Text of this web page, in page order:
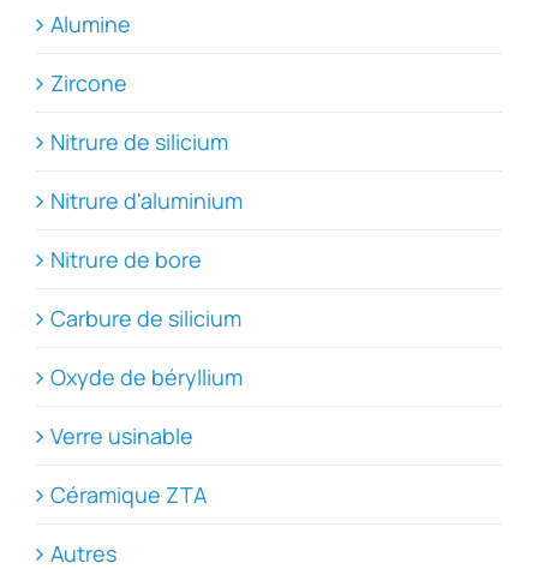
Alumine
Zircone
Nitrure de silicium
Nitrure d'aluminium
Nitrure de bore
Carbure de silicium
Oxyde de béryllium
Verre usinable
Céramique ZTA
Autres